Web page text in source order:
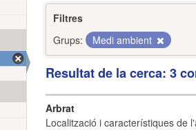
Filtres
Grups:
Medi ambient
Resultat de la cerca: 3
Arbrat
Localització i característiques de